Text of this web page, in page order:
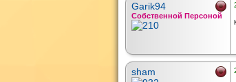
Garik94
Собственной Персоной
sham